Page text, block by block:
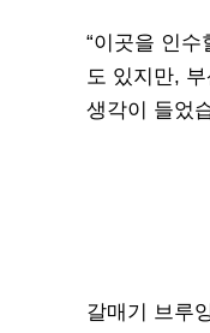
“이곳을 인
도 있지만,
생각이 들었
갈매기 브루